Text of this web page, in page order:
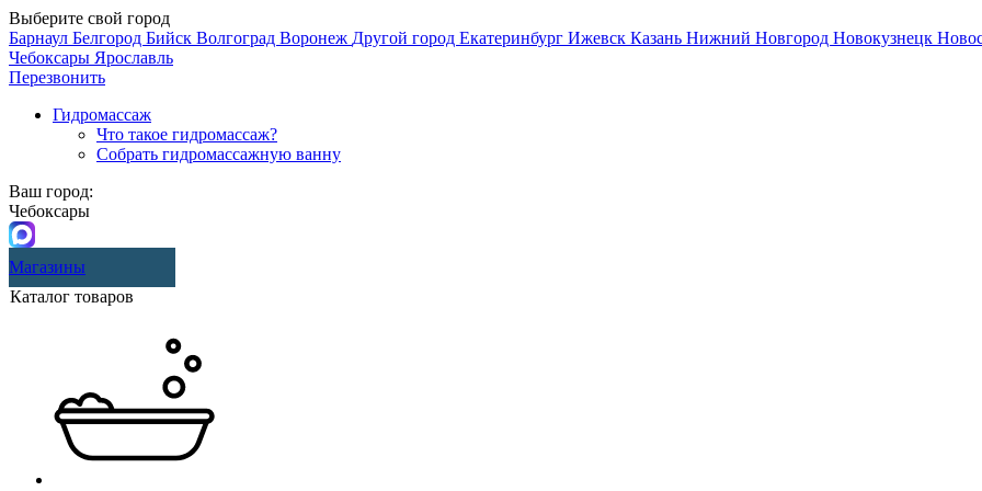
Выберите свой город
Барнаул Белгород Бийск Волгоград Воронеж Другой город Екатеринбург Ижевск Казань Нижний Новгород Новокузнецк
Чебоксары Ярославль
Перезвонить
Гидромассаж
Что такое гидромассаж?
Собрать гидромассажную ванну
Ваш город:
Чебоксары
Магазины
Каталог товаров